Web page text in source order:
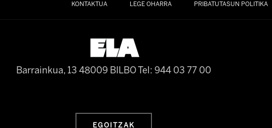
KONTAKTUA LEGE OHARRA PRIBATUTASUN POLITIKA
Barrainkua, 13 48009 BILBOTel: 944 03 77 00
EGOITZAK